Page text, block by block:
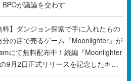
BPOが議論を交わす
料】ダンジョン探索で手に入れたもの
分の店で売るゲーム『Moonlighter』が
にて無料配布中！続編『Moonlighter
9月2日正式リリースを記念したキャ
ーン